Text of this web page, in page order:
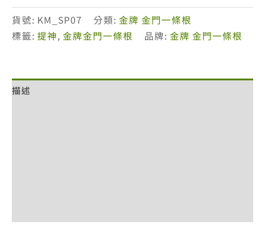
行評分
貨號: KM_SP07 分類: 金牌 金門一條根
標籤: 提神, 金牌金門一條根 品牌: 金牌 金門一條根
描述